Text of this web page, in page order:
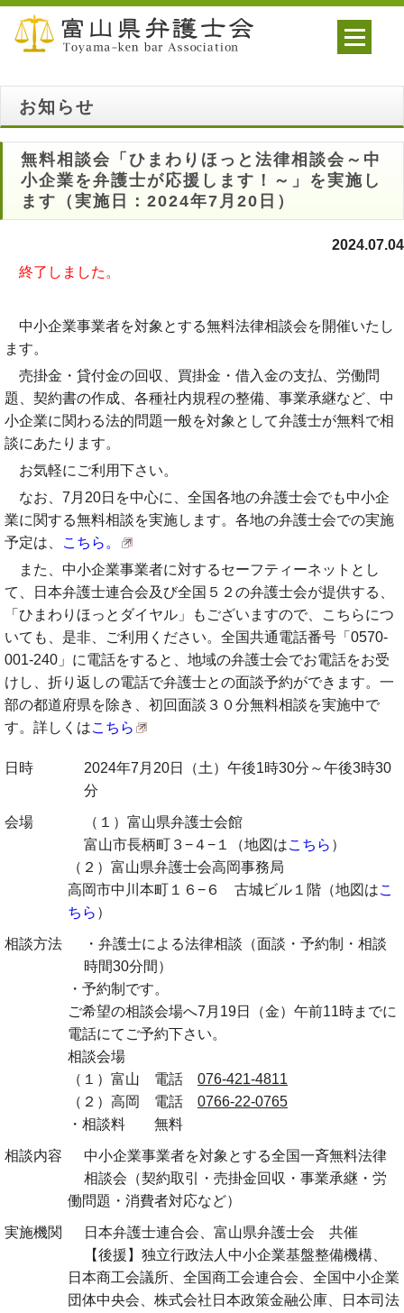
お知らせ
無料相談会「ひまわりほっと法律相談会～中
小企業を弁護士が応援します！～」を実施し
ます（実施日：2024年7月20日）
2024.07.04
終了しました。
中小企業事業者を対象とする無料法律相談会を開催いたし
ます。
売掛金・貸付金の回収、買掛金・借入金の支払、労働問
題、契約書の作成、各種社内規程の整備、事業承継など、中
小企業に関わる法的問題一般を対象として弁護士が無料で相
談にあたります。
お気軽にご利用下さい。
なお、7月20日を中心に、全国各地の弁護士会でも中小企
業に関する無料相談を実施します。各地の弁護士会での実施
予定は、
こちら。
また、中小企業事業者に対するセーフティーネットとし
て、日本弁護士連合会及び全国５２の弁護士会が提供する、
「ひまわりほっとダイヤル」もございますので、こちらにつ
いても、是非、ご利用ください。全国共通電話番号「0570-
001-240」に電話をすると、地域の弁護士会でお電話をお受
けし、折り返しの電話で弁護士との面談予約ができます。一
部の都道府県を除き、初回面談３０分無料相談を実施中で
す。詳しくはこちら
日時
2024年7月20日（土）午後1時30分～午後3時30
分
会場
（１）富山県弁護士会館
富山市長柄町３−４−１（地図はこちら ）
（２）富山県弁護士会高岡事務局
高岡市中川本町１６−６ 古城ビル１階（地図はこ
ちら ）
相談方法
・弁護士による法律相談（面談・予約制・相談
時間30分間）
・予約制です。
ご希望の相談会場へ7月19日（金）午前11時までに
電話にてご予約下さい。
相談会場
（１）富山 電話 076-421-4811
（２）高岡 電話 0766-22-0765
・相談料 無料
相談内容
中小企業事業者を対象とする全国一斉無料法律
相談会（契約取引・売掛金回収・事業承継・労
働問題・消費者対応など）
実施機関
日本弁護士連合会、富山県弁護士会 共催
【後援】独立行政法人中小企業基盤整備機構、
日本商工会議所、全国商工会連合会、全国中小企業
団体中央会、株式会社日本政策金融公庫、日本司法